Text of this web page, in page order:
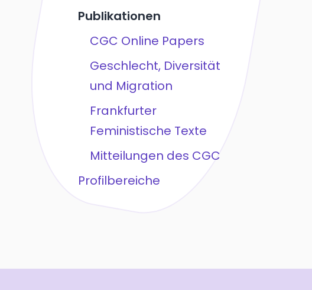
Publikationen
CGC Online Papers
Geschlecht, Diversität
und Migration
Frankfurter
Feministische Texte
Mitteilungen des CGC
Profilbereiche